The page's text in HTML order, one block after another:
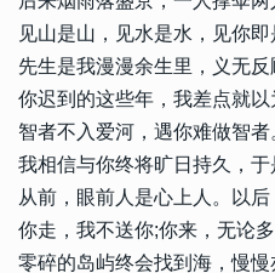
见山是山，见水是水，见你即
先生是我漫漫余生里，义无反
你迟到的这些年，我差点就以
智者不入爱河，遇你难做智者
我相信与你终将旷日持久，于
从前，眼前人是心上人。以后
你走，我不送你;你来，无论
零碎的岛屿终会找到海，慢慢